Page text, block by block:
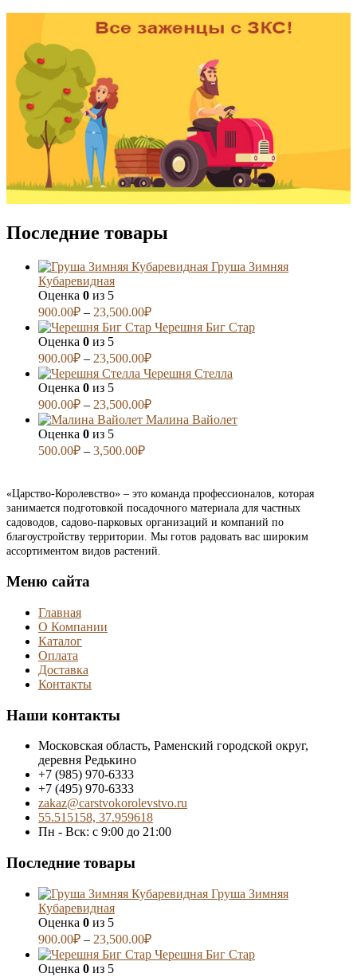
Последние товары
Груша Зимняя
Кубаревидная
Оценка 0 из 5
900.00₽ – 23,500.00₽
Черешня Биг Стар
Оценка 0 из 5
900.00₽ – 23,500.00₽
Черешня Стелла
Оценка 0 из 5
900.00₽ – 23,500.00₽
Малина Вайолет
Оценка 0 из 5
500.00₽ – 3,500.00₽
«Царство-Королевство» – это команда профессионалов, которая
занимается подготовкой посадочного материала для частных
садоводов, садово-парковых организаций и компаний по
благоустройству территории. Мы готов радовать вас широким
ассортиментом видов растений.
Меню сайта
Главная
О Компании
Каталог
Оплата
Доставка
Контакты
Наши контакты
Московская область, Раменский городской округ,
деревня Редькино
+7 (985) 970-6333
+7 (495) 970-6333
zakaz@carstvokorolevstvo.ru
55.515158, 37.959618
Пн - Вск: с 9:00 до 21:00
Последние товары
Груша Зимняя
Кубаревидная
Оценка 0 из 5
900.00₽ – 23,500.00₽
Черешня Биг Стар
Оценка 0 из 5